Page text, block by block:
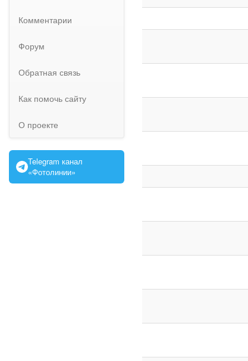
Комментарии
Форум
Обратная связь
Как помочь сайту
О проекте
Telegram канал
«Фотолинии»